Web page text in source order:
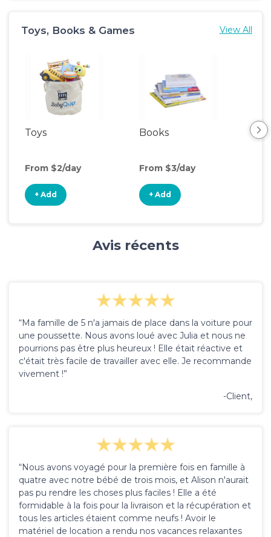
Toys, Books & Games View All
Toys
From $2/day
+ Add
Books
From $3/day
+ Add
Avis récents
“Ma famille de 5 n'a jamais de place dans la voiture pour
une poussette. Nous avons loué avec Julia et nous ne
pourrions pas être plus heureux ! Elle était réactive et
c'était très facile de travailler avec elle. Je recommande
vivement !”
-Client,
“Nous avons voyagé pour la première fois en famille à
quatre avec notre bébé de trois mois, et Alison n'aurait
pas pu rendre les choses plus faciles ! Elle a été
formidable à la fois pour la livraison et la récupération et
tous les articles étaient comme neufs ! Avoir le
matériel de location a rendu nos vacances relaxantes